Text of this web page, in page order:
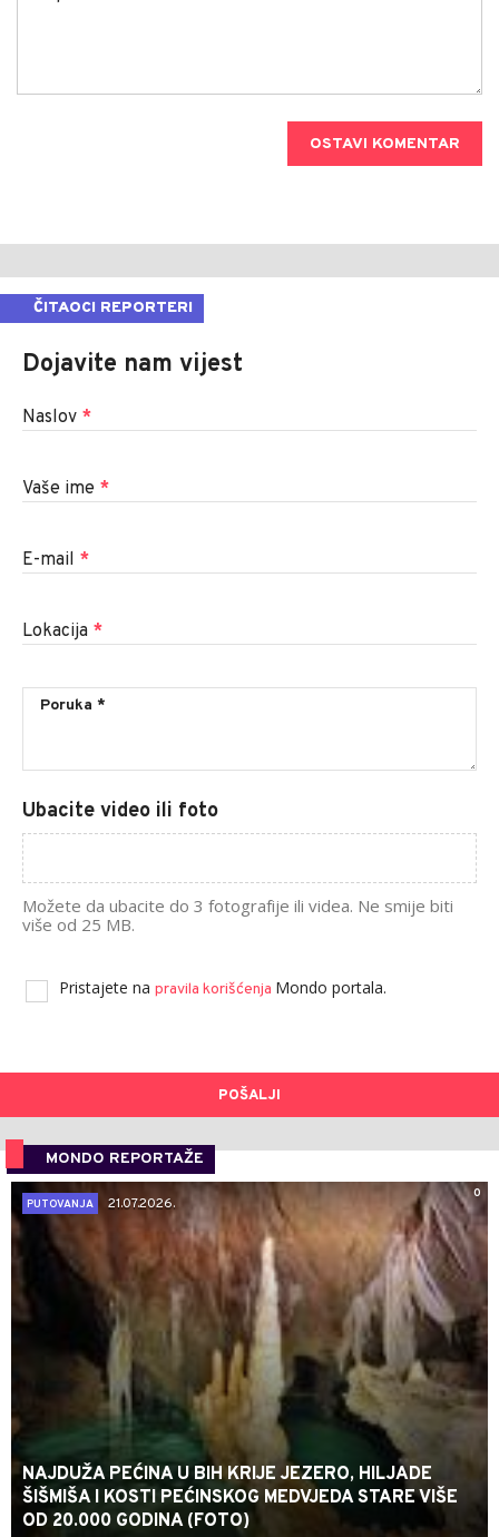
OSTAVI KOMENTAR
ČITAOCI REPORTERI
Dojavite nam vijest
Naslov *
Vaše ime *
E-mail *
Lokacija *
Ubacite video ili foto
Možete da ubacite do 3 fotografije ili videa. Ne smije biti
više od 25 MB.
Pristajete na pravila korišćenja Mondo portala.
POŠALJI
MONDO REPORTAŽE
0
PUTOVANJA
21.07.2026.
NAJDUŽA PEĆINA U BIH KRIJE JEZERO, HILJADE
ŠIŠMIŠA I KOSTI PEĆINSKOG MEDVJEDA STARE VIŠE
OD 20.000 GODINA (FOTO)